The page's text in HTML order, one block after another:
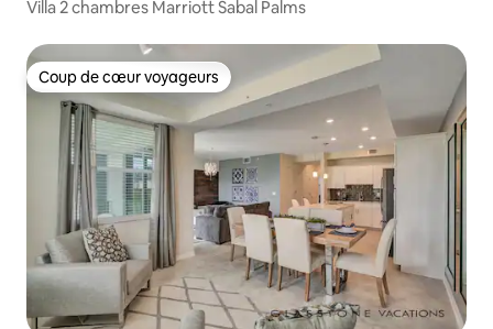
Villa 2 chambres Marriott Sabal Palms
Coup de cœur voyageurs
Coup de cœur voyageurs